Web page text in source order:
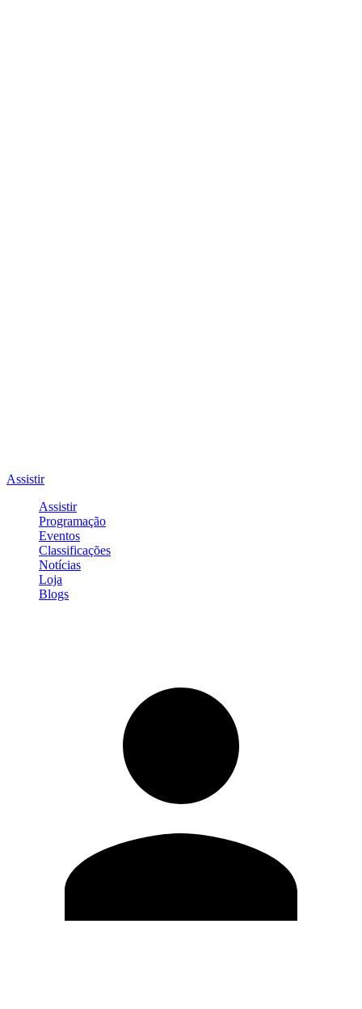
Assistir
Assistir
Programação
Eventos
Classificações
Notícias
Loja
Blogs